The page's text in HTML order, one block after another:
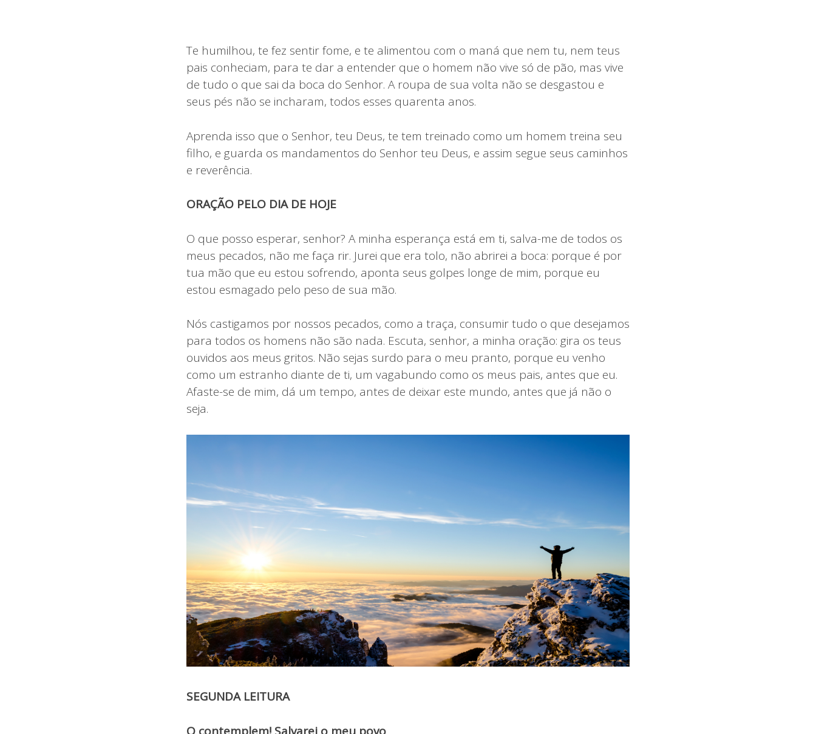
Te humilhou, te fez sentir fome, e te alimentou com o maná que nem tu, nem teus
pais conheciam, para te dar a entender que o homem não vive só de pão, mas vive
de tudo o que sai da boca do Senhor. A roupa de sua volta não se desgastou e
seus pés não se incharam, todos esses quarenta anos.
Aprenda isso que o Senhor, teu Deus, te tem treinado como um homem treina seu
filho, e guarda os mandamentos do Senhor teu Deus, e assim segue seus caminhos
e reverência.
ORAÇÃO PELO DIA DE HOJE
O que posso esperar, senhor? A minha esperança está em ti, salva-me de todos os
meus pecados, não me faça rir. Jurei que era tolo, não abrirei a boca: porque é por
tua mão que eu estou sofrendo, aponta seus golpes longe de mim, porque eu
estou esmagado pelo peso de sua mão.
Nós castigamos por nossos pecados, como a traça, consumir tudo o que desejamos
para todos os homens não são nada. Escuta, senhor, a minha oração: gira os teus
ouvidos aos meus gritos. Não sejas surdo para o meu pranto, porque eu venho
como um estranho diante de ti, um vagabundo como os meus pais, antes que eu.
Afaste-se de mim, dá um tempo, antes de deixar este mundo, antes que já não o
seja.
SEGUNDA LEITURA
O contemplem! Salvarei o meu povo